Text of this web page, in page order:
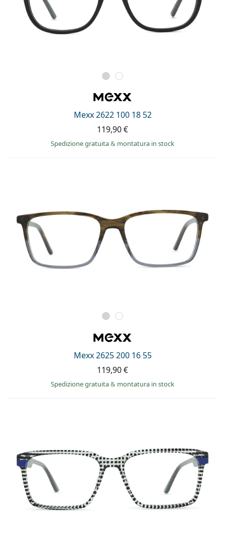
Mexx 2622 100 18 52
119,90 €
Spedizione gratuita& montatura in stock
Mexx 2625 200 16 55
119,90 €
Spedizione gratuita& montatura in stock